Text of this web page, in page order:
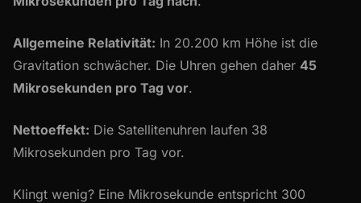
Allgemeine Relativität: In 20.200 km Höhe ist die
Gravitation schwächer. Die Uhren gehen daher 45
Mikrosekunden pro Tag vor.
Nettoeffekt: Die Satellitenuhren laufen 38
Mikrosekunden pro Tag vor.
Klingt wenig? Eine Mikrosekunde entspricht 300